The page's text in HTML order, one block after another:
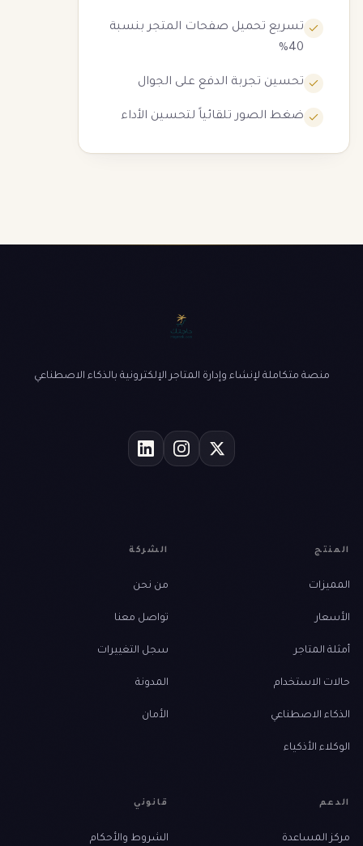
تسريع تحميل صفحات المتجر بنسبة
40%
تحسين تجربة الدفع على الجوال
ضغط الصور تلقائياً لتحسين الأداء
منصة متكاملة لإنشاء وإدارة المتاجر الإلكترونية بالذكاء الاصطناعي
المنتج
المميزات
الأسعار
أمثلة المتاجر
حالات الاستخدام
الذكاء الاصطناعي
الوكلاء الأذكياء
الشركة
من نحن
تواصل معنا
سجل التغييرات
المدونة
الأمان
الدعم
مركز المساعدة
قانوني
الشروط والأحكام